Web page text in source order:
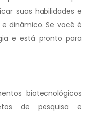
suas habilidades e
dinâmico. Se você é
e está pronto para
biotecnológicos
de pesquisa e